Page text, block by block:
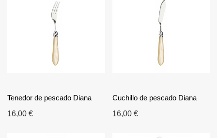
Tenedor de pescado Diana
16,00 €
Cuchillo de pescado Diana
16,00 €